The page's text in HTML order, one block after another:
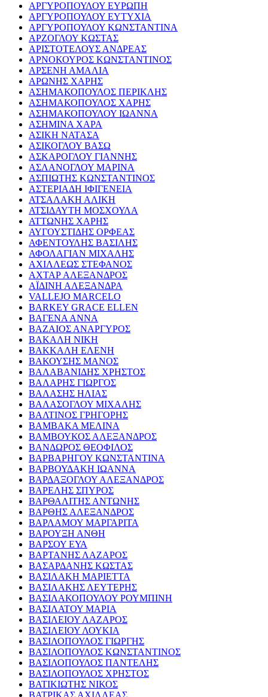
ΑΡΓΥΡΟΠΟΥΛΟΥ ΕΥΡΩΠΗ
ΑΡΓΥΡΟΠΟΥΛΟΥ ΕΥΤΥΧΙΑ
ΑΡΓΥΡΟΠΟΥΛΟΥ ΚΩΝΣΤΑΝΤΙΝΑ
ΑΡΖΟΓΛΟΥ ΚΩΣΤΑΣ
ΑΡΙΣΤΟΤΕΛΟΥΣ ΑΝΔΡΕΑΣ
ΑΡΝΟΚΟΥΡΟΣ ΚΩΝΣΤΑΝΤΙΝΟΣ
ΑΡΣΕΝΗ ΑΜΑΛΙΑ
ΑΡΩΝΗΣ ΧΑΡΗΣ
ΑΣΗΜΑΚΟΠΟΥΛΟΣ ΠΕΡΙΚΛΗΣ
ΑΣΗΜΑΚΟΠΟΥΛΟΣ ΧΑΡΗΣ
ΑΣΗΜΑΚΟΠΟΥΛΟΥ ΙΩΑΝΝΑ
ΑΣΗΜΙΝΑ ΧΑΡΑ
ΑΣΙΚΗ ΝΑΤΑΣΑ
ΑΣΙΚΟΓΛΟΥ ΒΑΣΩ
ΑΣΚΑΡΟΓΛΟΥ ΓΙΑΝΝΗΣ
ΑΣΛΑΝΟΓΛΟΥ ΜΑΡΙΝΑ
ΑΣΠΙΩΤΗΣ ΚΩΝΣΤΑΝΤΙΝΟΣ
ΑΣΤΕΡΙΑΔΗ ΙΦΙΓΕΝΕΙΑ
ΑΤΣΑΛΑΚΗ ΑΛΙΚΗ
ΑΤΣΙΔΑΥΤΗ ΜΟΣΧΟΥΛΑ
ΑΤΤΩΝΗΣ ΧΑΡΗΣ
ΑΥΓΟΥΣΤΙΔΗΣ ΟΡΦΕΑΣ
ΑΦΕΝΤΟΥΛΗΣ ΒΑΣΙΛΗΣ
ΑΦΟΛΑΓΙΑΝ ΜΙΧΑΛΗΣ
ΑΧΙΛΛΕΩΣ ΣΤΕΦΑΝΟΣ
ΑΧΤΑΡ ΑΛΕΞΑΝΔΡΟΣ
ΑΪΔΙΝΗ ΑΛΕΞΑΝΔΡΑ
VALLEJO MARCELO
BARKEY GRACE ELLEN
ΒΑΓΕΝΑ ΑΝΝΑ
ΒΑΖΑΙΟΣ ΑΝΑΡΓΥΡΟΣ
ΒΑΚΑΛΗ ΝΙΚΗ
ΒΑΚΚΑΛΗ ΕΛΕΝΗ
ΒΑΚΟΥΣΗΣ ΜΑΝΟΣ
ΒΑΛΑΒΑΝΙΔΗΣ ΧΡΗΣΤΟΣ
ΒΑΛΑΡΗΣ ΓΙΩΡΓΟΣ
ΒΑΛΑΣΗΣ ΗΛΙΑΣ
ΒΑΛΑΣΟΓΛΟΥ ΜΙΧΑΛΗΣ
ΒΑΛΤΙΝΟΣ ΓΡΗΓΟΡΗΣ
ΒΑΜΒΑΚΑ ΜΕΛΙΝΑ
ΒΑΜΒΟΥΚΟΣ ΑΛΕΞΑΝΔΡΟΣ
ΒΑΝΔΩΡΟΣ ΘΕΟΦΙΛΟΣ
ΒΑΡΒΑΡΗΓΟΥ ΚΩΝΣΤΑΝΤΙΝΑ
ΒΑΡΒΟΥΔΑΚΗ ΙΩΑΝΝΑ
ΒΑΡΔΑΞΟΓΛΟΥ ΑΛΕΞΑΝΔΡΟΣ
ΒΑΡΕΛΗΣ ΣΠΥΡΟΣ
ΒΑΡΘΑΛΙΤΗΣ ΑΝΤΩΝΗΣ
ΒΑΡΘΗΣ ΑΛΕΞΑΝΔΡΟΣ
ΒΑΡΛΑΜΟΥ ΜΑΡΓΑΡΙΤΑ
ΒΑΡΟΥΞΗ ΑΝΘΗ
ΒΑΡΣΟΥ ΕΥΑ
ΒΑΡΤΑΝΗΣ ΛΑΖΑΡΟΣ
ΒΑΣΑΡΔΑΝΗΣ ΚΩΣΤΑΣ
ΒΑΣΙΛΑΚΗ ΜΑΡΙΕΤΤΑ
ΒΑΣΙΛΑΚΗΣ ΛΕΥΤΕΡΗΣ
ΒΑΣΙΛΑΚΟΠΟΥΛΟΥ ΡΟΥΜΠΙΝΗ
ΒΑΣΙΛΑΤΟΥ ΜΑΡΙΑ
ΒΑΣΙΛΕΙΟΥ ΛΑΖΑΡΟΣ
ΒΑΣΙΛΕΙΟΥ ΛΟΥΚΙΑ
ΒΑΣΙΛΟΠΟΥΛΟΣ ΓΙΩΡΓΗΣ
ΒΑΣΙΛΟΠΟΥΛΟΣ ΚΩΝΣΤΑΝΤΙΝΟΣ
ΒΑΣΙΛΟΠΟΥΛΟΣ ΠΑΝΤΕΛΗΣ
ΒΑΣΙΛΟΠΟΥΛΟΣ ΧΡΗΣΤΟΣ
ΒΑΤΙΚΙΩΤΗΣ ΝΙΚΟΣ